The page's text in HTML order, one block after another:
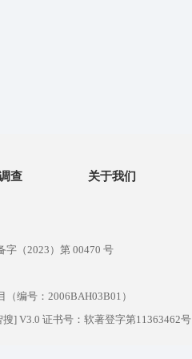
查 关于我们
字（2023）第 00470 号
编号：2006BAH03B01）
] V3.0 证书号：软著登字第11363462号